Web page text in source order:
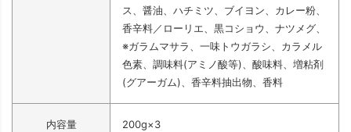
ス、醤油、ハチミツ、ブイヨン、カレー粉、
香辛料／ローリエ、黒コショウ、ナツメグ、
※ガラムマサラ、一味トウガラシ、カラメル
色素、調味料(アミノ酸等)、酸味料、増粘剤
(グアーガム)、香辛料抽出物、香料
内容量 200g×3